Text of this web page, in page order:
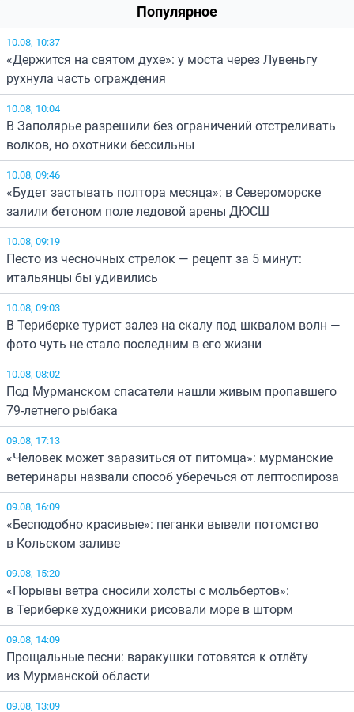
Популярное
10.08, 10:37
«Держится на святом духе»: у моста через Лувеньгу
рухнула часть ограждения
10.08, 10:04
В Заполярье разрешили без ограничений отстреливать
волков, но охотники бессильны
10.08, 09:46
«Будет застывать полтора месяца»: в Североморске
залили бетоном поле ледовой арены ДЮСШ
10.08, 09:19
Песто из чесночных стрелок — рецепт за 5 минут:
итальянцы бы удивились
10.08, 09:03
В Териберке турист залез на скалу под шквалом волн —
фото чуть не стало последним в его жизни
10.08, 08:02
Под Мурманском спасатели нашли живым пропавшего
79-летнего рыбака
09.08, 17:13
«Человек может заразиться от питомца»: мурманские
ветеринары назвали способ уберечься от лептоспироза
09.08, 16:09
«Бесподобно красивые»: пеганки вывели потомство
в Кольском заливе
09.08, 15:20
«Порывы ветра сносили холсты с мольбертов»:
в Териберке художники рисовали море в шторм
09.08, 14:09
Прощальные песни: варакушки готовятся к отлёту
из Мурманской области
09.08, 13:09